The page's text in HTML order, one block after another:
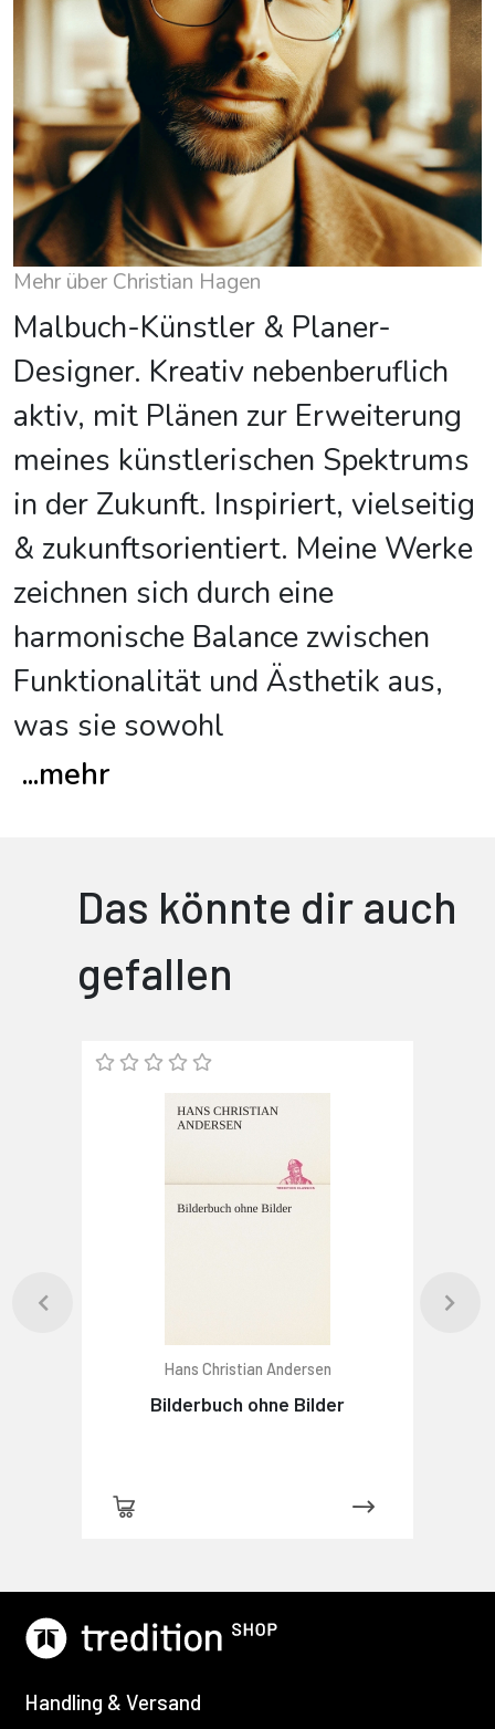
Mehr über Christian Hagen
Malbuch-Künstler & Planer-
Designer. Kreativ nebenberuflich
aktiv, mit Plänen zur Erweiterung
meines künstlerischen Spektrums
in der Zukunft. Inspiriert, vielseitig
& zukunftsorientiert. Meine Werke
zeichnen sich durch eine
harmonische Balance zwischen
Funktionalität und Ästhetik aus,
was sie sowohl
...mehr
Das könnte dir auch
gefallen
Hans Christian Andersen
Bilderbuch ohne Bilder
Handling & Versand